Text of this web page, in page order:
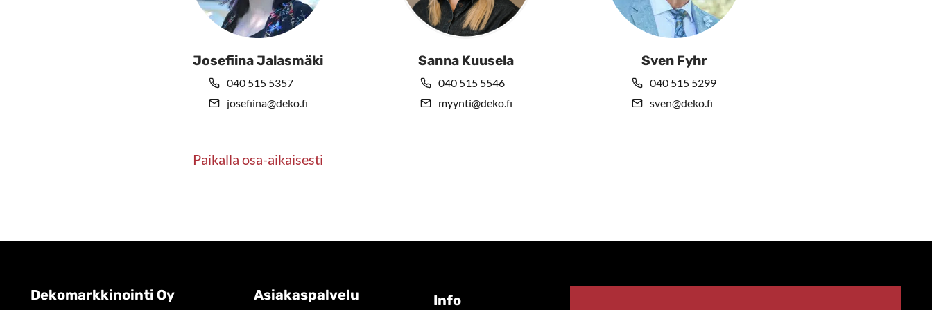
Josefiina Jalasmäki
040 515 5357
josefiina@deko.fi
Paikalla osa-aikaisesti
Sanna Kuusela
040 515 5546
myynti@deko.fi
Sven Fyhr
040 515 5299
sven@deko.fi
Dekomarkkinointi Oy Asiakaspalvelu Info